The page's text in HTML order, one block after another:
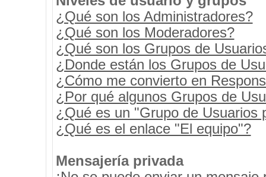
¿Qué son los Administradores?
¿Qué son los Moderadores?
¿Qué son los Grupos de
¿Donde están los Grupos de
¿Cómo me convierto en
¿Por qué algunos Grupos de
¿Qué es un "Grupo de Usuarios
¿Qué es el enlace "El equipo"?
Mensajería privada